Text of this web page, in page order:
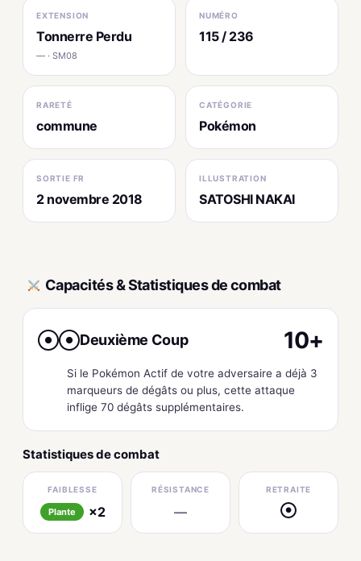
EXTENSION
Tonnerre Perdu
— · SM08
NUMÉRO
115 / 236
RARETÉ
commune
CATÉGORIE
Pokémon
SORTIE FR
2 novembre 2018
ILLUSTRATION
SATOSHI NAKAI
Capacités & Statistiques de combat
● ● Deuxième Coup 10+
Si le Pokémon Actif de votre adversaire a déjà 3
marqueurs de dégâts ou plus, cette attaque
inflige 70 dégâts supplémentaires.
Statistiques de combat
FAIBLESSE
Plante ×2
RÉSISTANCE
—
RETRAITE
●